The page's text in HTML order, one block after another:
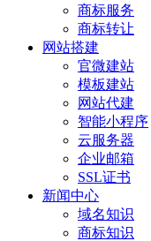
商标服务
商标转让
网站搭建
官微建站
模板建站
网站代建
智能小程序
云服务器
企业邮箱
SSL证书
新闻中心
域名知识
商标知识